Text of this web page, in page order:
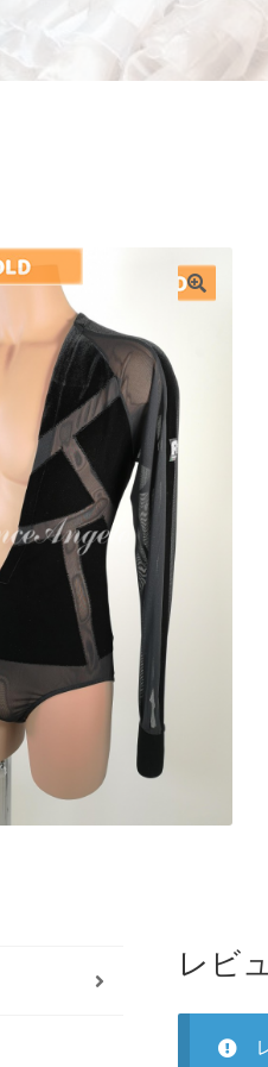
レビ